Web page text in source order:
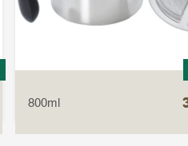
800ml